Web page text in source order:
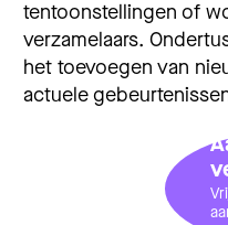
tentoonstellingen of
verzamelaars.
het toevoegen van
actuele